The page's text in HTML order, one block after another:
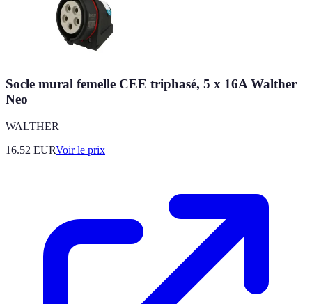
Socle mural femelle CEE triphasé, 5 x 16A Walther
Neo
WALTHER
16.52 EURVoir le prix